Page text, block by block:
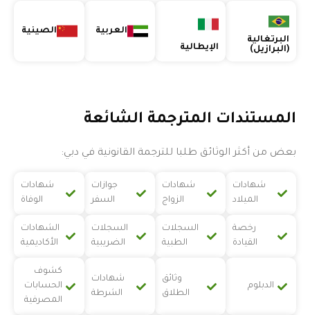
البرتغالية
(البرازيل)
الإيطالية
العربية الصينية
المستندات المترجمة الشائعة
بعض من أكثر الوثائق طلبا للترجمة القانونية في دبي:
شهادات
الميلاد
شهادات
الزواج
جوازات
السفر
شهادات
الوفاة
رخصة
القيادة
السجلات
الطبية
السجلات
الضريبية
الشهادات
الأكاديمية
الدبلوم
وثائق
الطلاق
شهادات
الشرطة
كشوف
الحسابات
المصرفية